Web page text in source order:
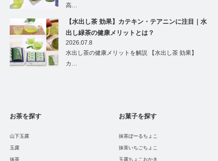
高…
【水出し茶 効果】カテキン・テアニンに注目｜水
出し緑茶の健康メリットとは？
2026.07.8
水出し茶の健康メリットを解説 【水出し茶 効果】
カ…
お茶を探す
山下玉露
玉露
抹茶
お菓子を探す
抹茶ぼーるちょこ
抹茶いちごちょこ
玉露ちょこおかき